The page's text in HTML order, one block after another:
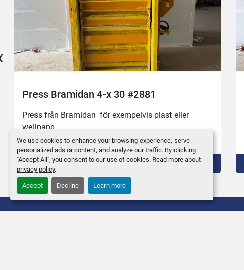
We use cookies to enhance your browsing experience, serve
personalized ads or content, and analyze our traffic. By clicking
"Accept All", you consent to our use of cookies. Read more about
privacy policy.
Accept Decline Learn more
Press Bramidan 4-x 30 #2881
Press från Bramidan  för exempelvis plast eller
wellpapp.
Se gärna videon :)
Lägg till i varukorgen